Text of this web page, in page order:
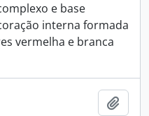
e base
interna formada
vermelha e branca